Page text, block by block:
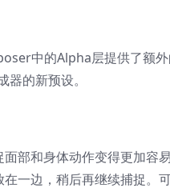
中的Alpha层提供了额外
的新预设。
部和身体动作变得更加容
一边，稍后再继续捕捉。